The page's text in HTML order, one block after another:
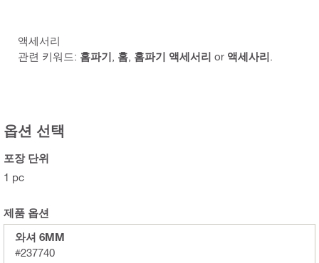
액세서리
관련 키워드: 홈파기 홈 홈파기 액세서리 or 액세사리
옵션 선택
포장 단위
1 pc
제품 옵션
와셔 6MM
#237740